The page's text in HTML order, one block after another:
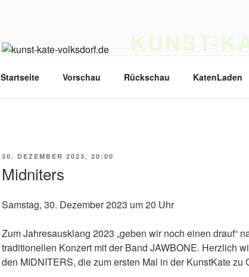
KUNST-
Startseite Vorschau Rückschau KatenLaden
VERÖFFENTLICHT
30. DEZEMBER 2023, 20:00
Midniters
Samstag, 30. Dezember 2023 um 20 Uhr
Zum Jahresausklang 2023 „geben wir noch einen drauf“
traditionellen Konzert mit der Band JAWBONE. Herzlich
den MIDNITERS, die zum ersten Mal in der KunstKate zu